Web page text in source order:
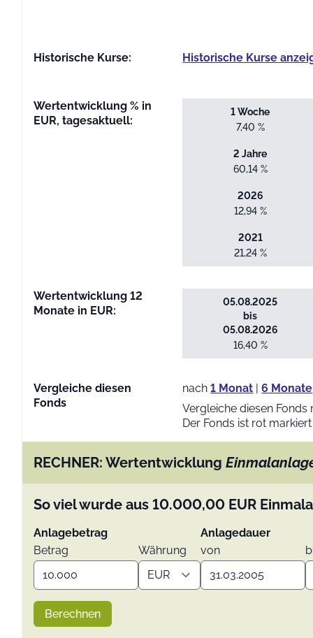
Historische Kurse: Historische Kurse
Wertentwicklung % in
EUR, tagesaktuell:
1 Woche
7,40 %
2 Jahre
60,14 %
2026
12,94 %
2021
21,24 %
Wertentwicklung 12
Monate in EUR:
05.08.2025
bis
05.08.2026
16,40 %
Vergleiche diesen
Fonds
nach1 Monat |6 Monate
Vergleiche diesen
Der Fonds ist rot
RECHNER: Wertentwicklung
So viel wurde aus 10.000,00 EUR
Anlagebetrag
Betrag
Währung
Anlagedauer
von
Berechnen